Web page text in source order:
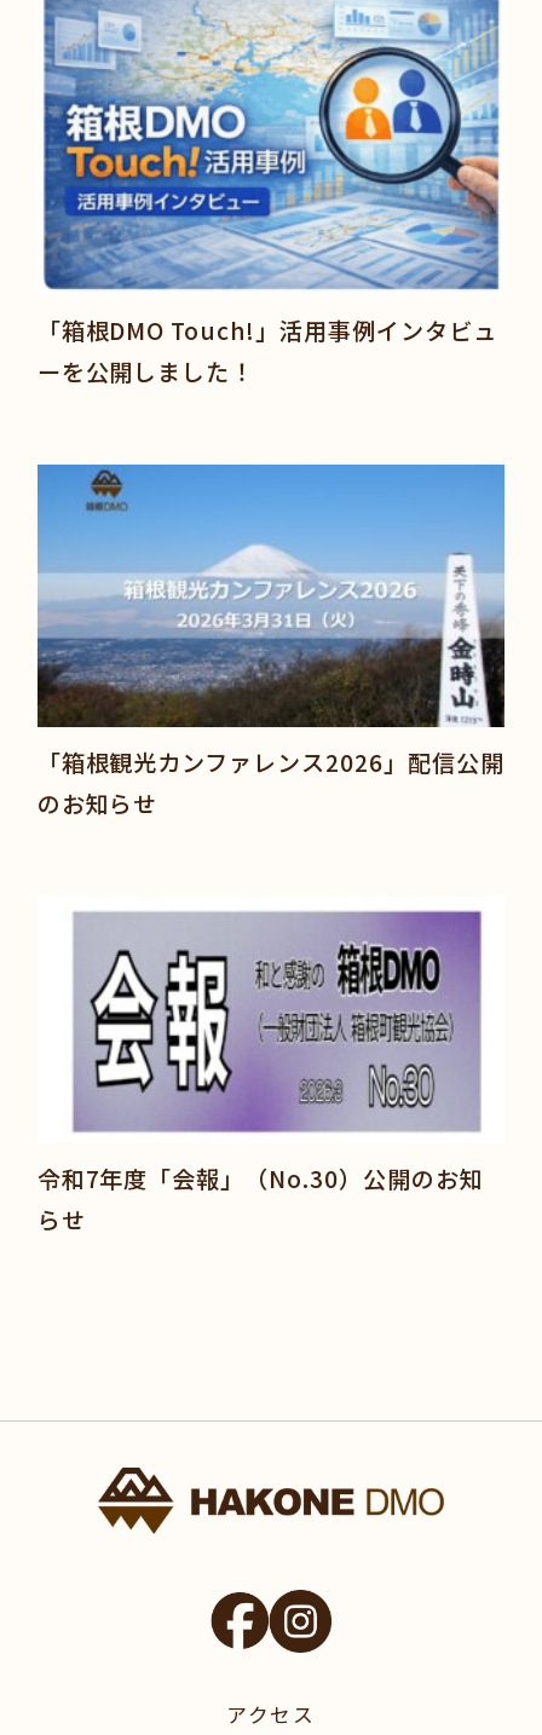
「箱根DMO Touch!」活用事例インタビュ
ーを公開しました！
「箱根観光カンファレンス2026」配信公開
のお知らせ
令和7年度「会報」（No.30）公開のお知
らせ
アクセス